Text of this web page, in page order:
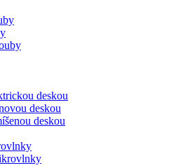
deskou
deskou
deskou